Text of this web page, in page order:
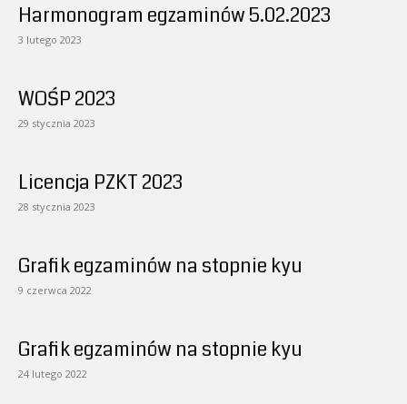
Harmonogram egzaminów 5.02.2023
3 lutego 2023
WOŚP 2023
29 stycznia 2023
Licencja PZKT 2023
28 stycznia 2023
Grafik egzaminów na stopnie kyu
9 czerwca 2022
Grafik egzaminów na stopnie kyu
24 lutego 2022